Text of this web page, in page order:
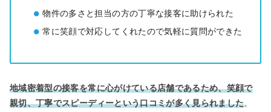
物件の多さと担当の方の丁寧な接客に助けられた
常に笑顔で対応してくれたので気軽に質問ができた
地域密着型の接客を常に心がけている店舗であるため、笑顔で
親切、丁寧でスピーディーという口コミが多く見られました。